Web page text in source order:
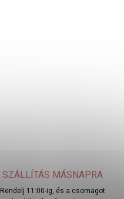
SZÁLLÍTÁS MÁSNAPRA
Rendelj 11:00-ig, és a csomagot